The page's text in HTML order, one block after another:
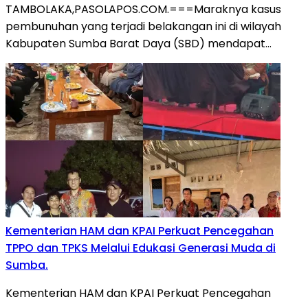
TAMBOLAKA,PASOLAPOS.COM.===Maraknya kasus
pembunuhan yang terjadi belakangan ini di wilayah
Kabupaten Sumba Barat Daya (SBD) mendapat…
Kementerian HAM dan KPAI Perkuat Pencegahan
TPPO dan TPKS Melalui Edukasi Generasi Muda di
Sumba.
Kementerian HAM dan KPAI Perkuat Pencegahan